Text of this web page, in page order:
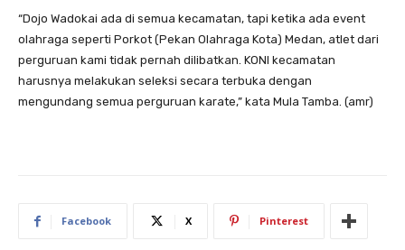
“Dojo Wadokai ada di semua kecamatan, tapi ketika ada event
olahraga seperti Porkot (Pekan Olahraga Kota) Medan, atlet dari
perguruan kami tidak pernah dilibatkan. KONI kecamatan
harusnya melakukan seleksi secara terbuka dengan
mengundang semua perguruan karate,” kata Mula Tamba. (amr)
Facebook X Pinterest